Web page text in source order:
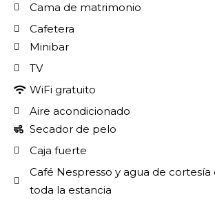
Cama de matrimonio
Cafetera
Minibar
TV
WiFi gratuito
Aire acondicionado
Secador de pelo
Caja fuerte
Café Nespresso y agua de cortesía
toda la estancia